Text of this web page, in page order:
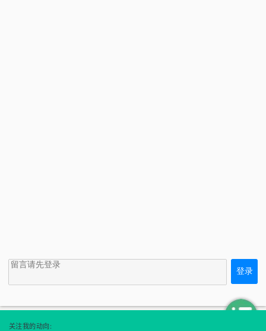
登录
<<
关注我的动向: